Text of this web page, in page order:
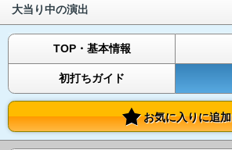
大当り中の演出
TOP・基本情報
初打ちガイド
お気に入りに追加